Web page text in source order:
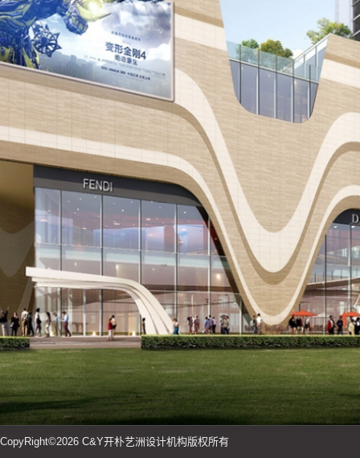
CopyRight©2026 C&Y开朴艺洲设计机构版权所有